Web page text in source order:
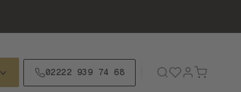
02222 939 74 68